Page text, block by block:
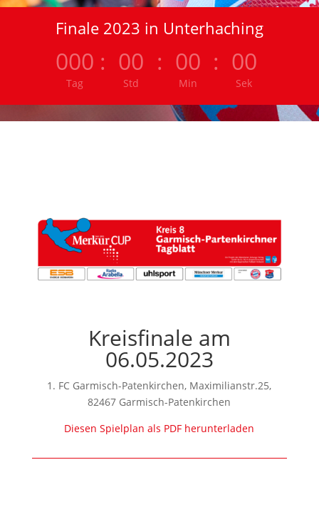
Finale 2023 in Unterhaching
000
Tag
: 00
Std
: 00
Min
: 00
Sek
Kreisfinale am
06.05.2023
1. FC Garmisch-Patenkirchen, Maximilianstr.25,
82467 Garmisch-Patenkirchen
Diesen Spielplan als PDF herunterladen